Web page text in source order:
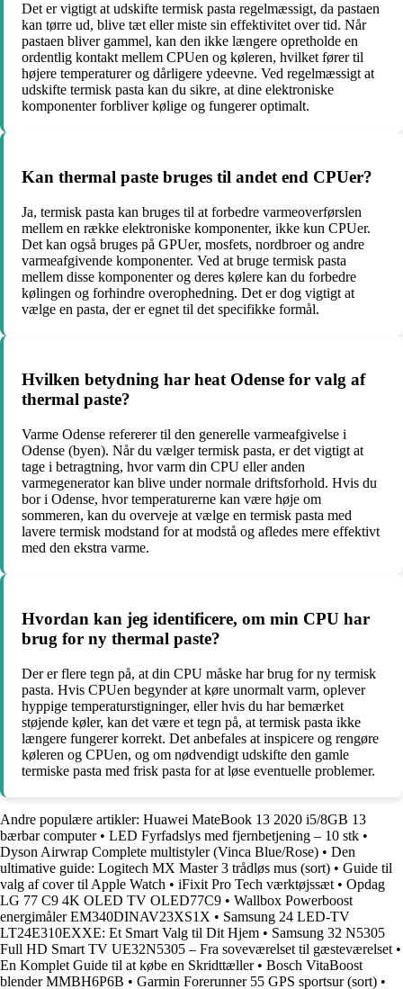
Det er vigtigt at udskifte termisk pasta regelmæssigt, da pastaen
kan tørre ud, blive tæt eller miste sin effektivitet over tid. Når
pastaen bliver gammel, kan den ikke længere opretholde en
ordentlig kontakt mellem CPUen og køleren, hvilket fører til
højere temperaturer og dårligere ydeevne. Ved regelmæssigt at
udskifte termisk pasta kan du sikre, at dine elektroniske
komponenter forbliver kølige og fungerer optimalt.
Kan thermal paste bruges til andet end CPUer?
Ja, termisk pasta kan bruges til at forbedre varmeoverførslen
mellem en række elektroniske komponenter, ikke kun CPUer.
Det kan også bruges på GPUer, mosfets, nordbroer og andre
varmeafgivende komponenter. Ved at bruge termisk pasta
mellem disse komponenter og deres kølere kan du forbedre
kølingen og forhindre overophedning. Det er dog vigtigt at
vælge en pasta, der er egnet til det specifikke formål.
Hvilken betydning har heat Odense for valg af
thermal paste?
Varme Odense refererer til den generelle varmeafgivelse i
Odense (byen). Når du vælger termisk pasta, er det vigtigt at
tage i betragtning, hvor varm din CPU eller anden
varmegenerator kan blive under normale driftsforhold. Hvis du
bor i Odense, hvor temperaturerne kan være høje om
sommeren, kan du overveje at vælge en termisk pasta med
lavere termisk modstand for at modstå og afledes mere effektivt
med den ekstra varme.
Hvordan kan jeg identificere, om min CPU har
brug for ny thermal paste?
Der er flere tegn på, at din CPU måske har brug for ny termisk
pasta. Hvis CPUen begynder at køre unormalt varm, oplever
hyppige temperaturstigninger, eller hvis du har bemærket
støjende køler, kan det være et tegn på, at termisk pasta ikke
længere fungerer korrekt. Det anbefales at inspicere og rengøre
køleren og CPUen, og om nødvendigt udskifte den gamle
termiske pasta med frisk pasta for at løse eventuelle problemer.
Andre populære artikler: Huawei MateBook 13 2020 i5/8GB 13
bærbar computer• LED Fyrfadslys med fjernbetjening – 10 stk •
Dyson Airwrap Complete multistyler (Vinca Blue/Rose) • Den
ultimative guide: Logitech MX Master 3 trådløs mus (sort) • Guide til
valg af cover til Apple Watch • iFixit Pro Tech værktøjssæt • Opdag
LG 77 C9 4K OLED TV OLED77C9 • Wallbox Powerboost
energimåler EM340DINAV23XS1X • Samsung 24 LED-TV
LT24E310EXXE: Et Smart Valg til Dit Hjem • Samsung 32 N5305
Full HD Smart TV UE32N5305 – Fra soveværelset til gæsteværelset •
En Komplet Guide til at købe en Skridttæller• Bosch VitaBoost
blender MMBH6P6B • Garmin Forerunner 55 GPS sportsur (sort) •